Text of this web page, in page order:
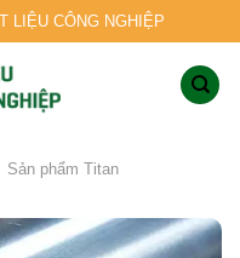
LIỆU CÔNG NGHIỆP
Sản phẩm Titan